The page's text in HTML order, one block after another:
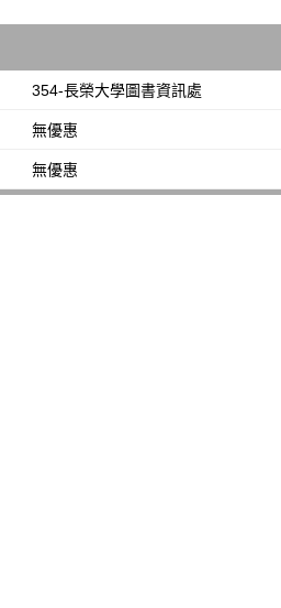
354-長榮大學圖書資訊處
無優惠
無優惠